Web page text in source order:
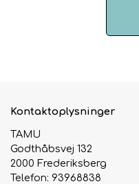
Kontaktoplysninger
TAMU
Godthåbsvej 132
2000 Frederiksberg
Telefon: 93968838